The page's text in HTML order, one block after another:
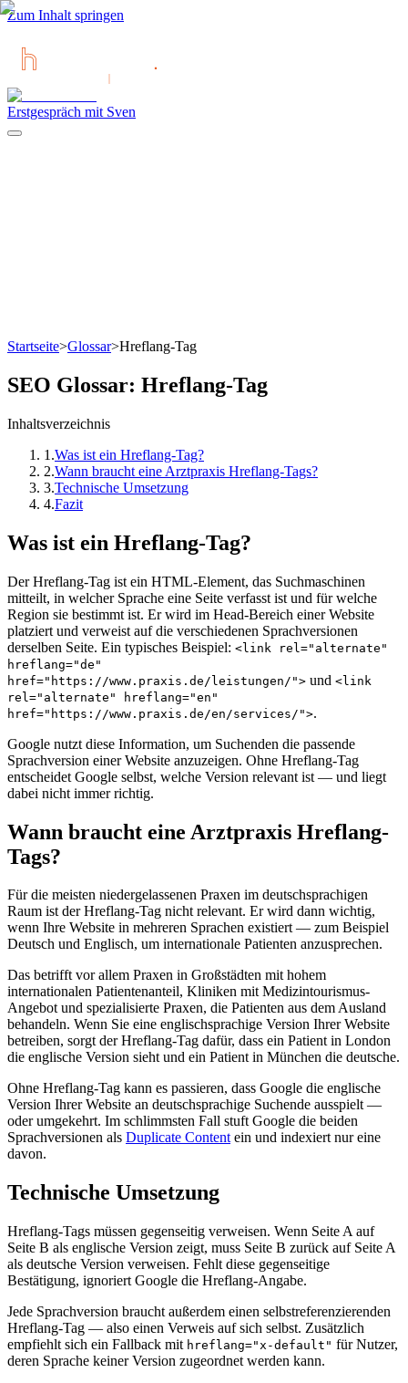
Zum Inhalt springen
Erstgespräch mit Sven
Startseite>Glossar>Hreflang-Tag
SEO Glossar: Hreflang-Tag
Inhaltsverzeichnis
1 .Was ist ein Hreflang-Tag?
2.Wann braucht eine Arztpraxis Hreflang-Tags?
3.Technische Umsetzung
4.Fazit
Was ist ein Hreflang-Tag?
Der Hreflang-Tag ist ein HTML-Element, das Suchmaschinen
mitteilt, in welcher Sprache eine Seite verfasst ist und für welche
Region sie bestimmt ist. Er wird im Head-Bereich einer Website
platziert und verweist auf die verschiedenen Sprachversionen
derselben Seite. Ein typisches Beispiel: <link rel="alternate"
hreflang="de"
href="https://www.praxis.de/leistungen/"> und <link
rel="alternate" hreflang="en"
href="https://www.praxis.de/en/services/">.
Google nutzt diese Information, um Suchenden die passende
Sprachversion einer Website anzuzeigen. Ohne Hreflang-Tag
entscheidet Google selbst, welche Version relevant ist — und liegt
dabei nicht immer richtig.
Wann braucht eine Arztpraxis Hreflang-
Tags?
Für die meisten niedergelassenen Praxen im deutschsprachigen
Raum ist der Hreflang-Tag nicht relevant. Er wird dann wichtig,
wenn Ihre Website in mehreren Sprachen existiert — zum Beispiel
Deutsch und Englisch, um internationale Patienten anzusprechen.
Das betrifft vor allem Praxen in Großstädten mit hohem
internationalen Patientenanteil, Kliniken mit Medizintourismus-
Angebot und spezialisierte Praxen, die Patienten aus dem Ausland
behandeln. Wenn Sie eine englischsprachige Version Ihrer Website
betreiben, sorgt der Hreflang-Tag dafür, dass ein Patient in London
die englische Version sieht und ein Patient in München die deutsche.
Ohne Hreflang-Tag kann es passieren, dass Google die englische
Version Ihrer Website an deutschsprachige Suchende ausspielt —
oder umgekehrt. Im schlimmsten Fall stuft Google die beiden
Sprachversionen als Duplicate Contentein und indexiert nur eine
davon.
Technische Umsetzung
Hreflang-Tags müssen gegenseitig verweisen. Wenn Seite A auf
Seite B als englische Version zeigt, muss Seite B zurück auf Seite A
als deutsche Version verweisen. Fehlt diese gegenseitige
Bestätigung, ignoriert Google die Hreflang-Angabe.
Jede Sprachversion braucht außerdem einen selbstreferenzierenden
Hreflang-Tag — also einen Verweis auf sich selbst. Zusätzlich
empfiehlt sich ein Fallback mit hreflang="x-default" für Nutzer,
deren Sprache keiner Version zugeordnet werden kann.